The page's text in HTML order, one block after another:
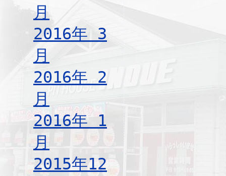
月
2016年 3
月
2016年 2
月
2016年 1
月
2015年12